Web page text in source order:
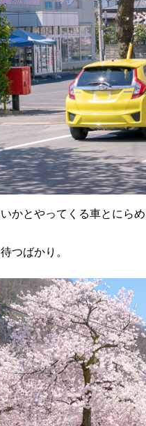
かとやってくる車とにら
つばかり。